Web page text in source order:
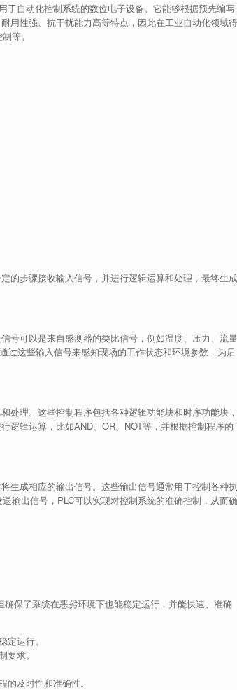
于自动化控制系统的数位电子设备。它能够根据预先编写
用性强、抗干扰能力高等特点，因此在工业自动化领域得
等。
的步骤接收输入信号，并进行逻辑运算和处理，最终生成
号可以是来自感测器的类比信号，例如温度、压力、流量
过这些输入信号来感知现场的工作状态和环境参数，为后
处理。这些控制程序包括各种逻辑功能块和时序功能块，
逻辑运算，比如AND、OR、NOT等，并根据控制程序的
生成相应的输出信号。这些输出信号通常用于控制各种执
输出信号，PLC可以实现对控制系统的准确控制，从而确
保了系统在恶劣环境下也能稳定运行，并能快速、准确
运行。
求。
及时性和准确性。